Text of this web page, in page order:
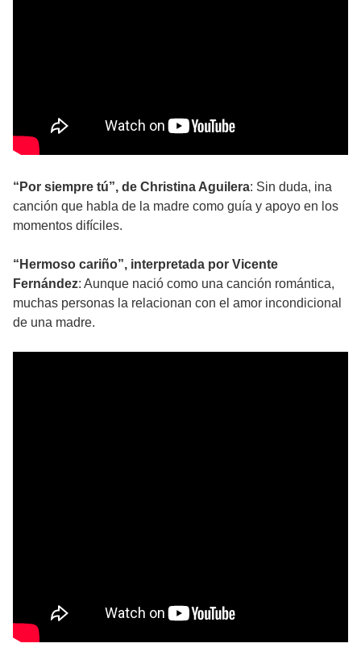
“Por siempre tú”, de Christina Aguilera: Sin duda, ina
canción que habla de la madre como guía y apoyo en los
momentos difíciles.
“Hermoso cariño”, interpretada por Vicente
Fernández: Aunque nació como una canción romántica,
muchas personas la relacionan con el amor incondicional
de una madre.